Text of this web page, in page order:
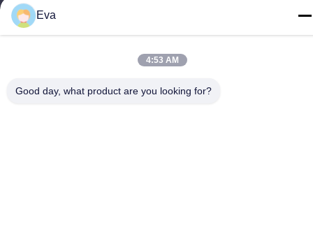
テレ
Eva
4:53 AM
Good day, what product are you looking for?